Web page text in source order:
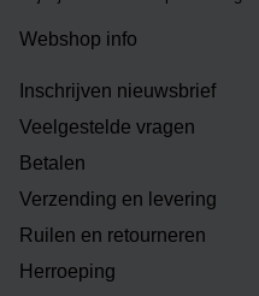
Webshop info
Inschrijven nieuwsbrief
Veelgestelde vragen
Betalen
Verzending en levering
Ruilen en retourneren
Herroeping